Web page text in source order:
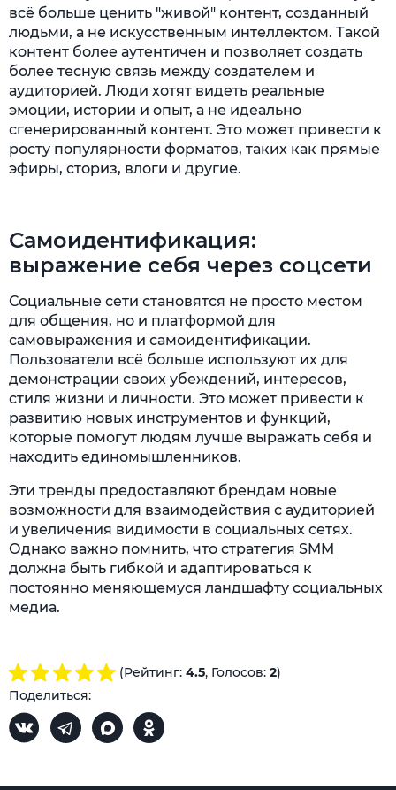
всё больше ценить "живой" контент, созданный
людьми, а не искусственным интеллектом. Такой
контент более аутентичен и позволяет создать
более тесную связь между создателем и
аудиторией. Люди хотят видеть реальные
эмоции, истории и опыт, а не идеально
сгенерированный контент. Это может привести к
росту популярности форматов, таких как прямые
эфиры, сториз, влоги и другие.
Самоидентификация:
выражение себя через соцсети
Социальные сети становятся не просто местом
для общения, но и платформой для
самовыражения и самоидентификации.
Пользователи всё больше используют их для
демонстрации своих убеждений, интересов,
стиля жизни и личности. Это может привести к
развитию новых инструментов и функций,
которые помогут людям лучше выражать себя и
находить единомышленников.
Эти тренды предоставляют брендам новые
возможности для взаимодействия с аудиторией
и увеличения видимости в социальных сетях.
Однако важно помнить, что стратегия SMM
должна быть гибкой и адаптироваться к
постоянно меняющемуся ландшафту социальных
медиа.
(Рейтинг: 4.5, Голосов: 2)
Поделиться: